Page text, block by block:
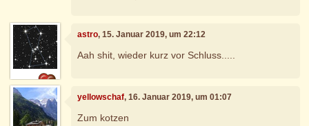
astro, 15. Januar 2019, um 22:12
Aah shit, wieder kurz vor Schluss.....
yellowschaf, 16. Januar 2019, um 01:07
Zum kotzen